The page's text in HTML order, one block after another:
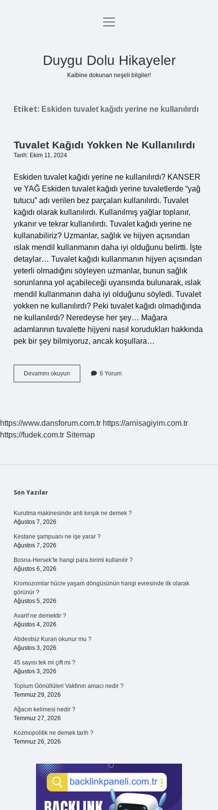
Anasayfa
menüyü
Duygu Dolu Hikayeler
Kalbine dokunan neşeli bilgiler!
Etiket: Eskiden tuvalet kağıdı yerine ne kullanılırdı
Tuvalet Kağıdı Yokken Ne Kullanılırdı
Tarih: Ekim 11, 2024
Eskiden tuvalet kağıdı yerine ne kullanılırdı? KANSER
ve YAĞ Eskiden tuvalet kağıdı yerine tuvaletlerde “yağ
tutucu” adı verilen bez parçaları kullanılırdı. Tuvalet
kağıdı olarak kullanılırdı. Kullanılmış yağlar toplanır,
yıkanır ve tekrar kullanılırdı. Tuvalet kağıdı yerine ne
kullanabiliriz? Uzmanlar, sağlık ve hijyen açısından
ıslak mendil kullanmanın daha iyi olduğunu belirtti. İşte
detaylar… Tuvalet kağıdı kullanmanın hijyen açısından
yeterli olmadığını söyleyen uzmanlar, bunun sağlık
sorunlarına yol açabileceği uyarısında bulunarak, ıslak
mendil kullanmanın daha iyi olduğunu söyledi. Tuvalet
yokken ne kullanılırdı? Peki tuvalet kağıdı olmadığında
ne kullanılırdı? Neredeyse her şey… Mağara
adamlarının tuvalette hijyeni nasıl korudukları hakkında
pek bir şey bilmiyoruz, ancak koşullara…
Devamını okuyun
Kağıdı
6 Yorum
https://www.dansforum.com.tr https://arnisagiyim.com.tr
https://fudek.com.tr Sitemap
Sidebar
Son Yazılar
Kurutma makinesinde anti kırışık ne demek ?
Ağustos 7, 2026
Kestane şampuanı ne işe yarar ?
Ağustos 7, 2026
Bosna-Hersek’te hangi para birimi kullanılır ?
Ağustos 6, 2026
Kromozomlar hücre yaşam döngüsünün hangi evresinde ilk olarak
görünür ?
Ağustos 5, 2026
Avarif ne demektir ?
Ağustos 4, 2026
Abdestsiz Kuran okunur mu ?
Ağustos 3, 2026
45 sayısı tek mi çift mi ?
Ağustos 3, 2026
Toplum Gönüllüleri Vakfının amacı nedir ?
Temmuz 29, 2026
Ağacın kelimesi nedir ?
Temmuz 27, 2026
Kozmopolitik ne demek tarih ?
Temmuz 26, 2026